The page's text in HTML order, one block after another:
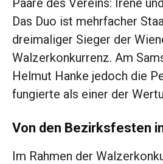
Paare des Vereins: Irene
Das Duo ist mehrfacher
dreimaliger Sieger der
Walzerkonkurrenz. Am
Helmut Hanke jedoch die
fungierte als einer der
Von den Bezirksfesten
Im Rahmen der